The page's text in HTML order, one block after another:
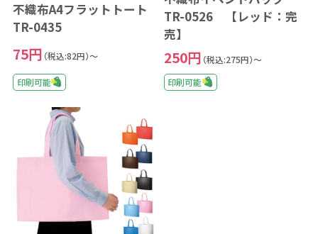
不織布A4フラットトート
TR-0435
75円 （税込:82円）～
印刷可能
TR-0526 【レッド：完
売】
250円 （税込:275円）～
印刷可能